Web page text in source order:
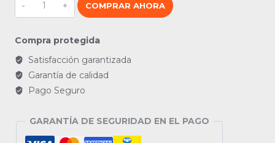
adicionales
anodizado
cantidad
COMPRAR AHORA
Compra protegida
Satisfacción garantizada
Garantía de calidad
Pago Seguro
GARANTÍA DE SEGURIDAD EN EL PAGO